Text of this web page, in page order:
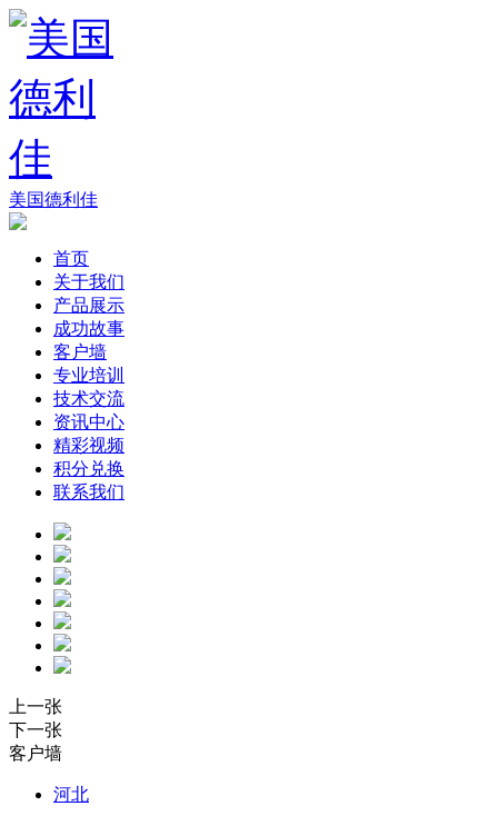
美国德利佳
首页
关于我们
产品展示
成功故事
客户墙
专业培训
技术交流
资讯中心
精彩视频
积分兑换
联系我们
上一张
下一张
客户墙
河北